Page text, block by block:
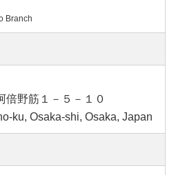
Branch
倍野筋１－５－１０
ku, Osaka-shi, Osaka, Japan